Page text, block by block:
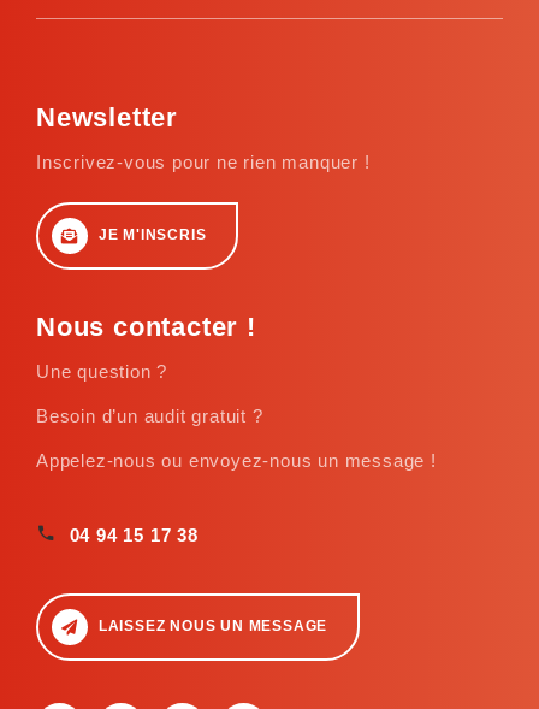
Newsletter
Inscrivez-vous pour ne rien manquer !
JE M'INSCRIS
Nous contacter !
Une question ?
Besoin d’un audit gratuit ?
Appelez-nous ou envoyez-nous un message !
04 94 15 17 38
LAISSEZ NOUS UN MESSAGE